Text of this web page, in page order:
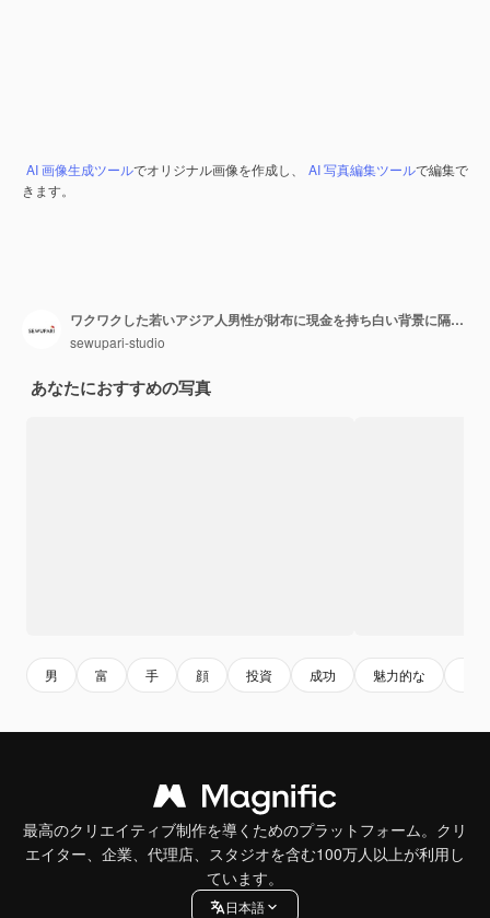
AI 画像生成ツールでオリジナル画像を作成し、 AI 写真編集ツールで編集で
きます。
ワクワクした若いアジア人男性が財布に現金を持ち白い背景に隔離された拳を上げています利益と富の概念
sewupari-studio
あなたにおすすめの写真
男 富 手 顔 投資 成功 魅力的な
最高のクリエイティブ制作を導くためのプラットフォーム。クリ
エイター、企業、代理店、スタジオを含む100万人以上が利用し
ています。
日本語